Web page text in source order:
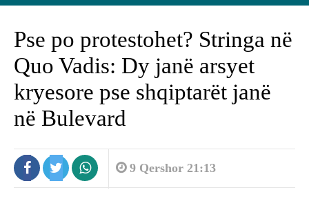
Pse po protestohet? Stringa në
Quo Vadis: Dy janë arsyet
kryesore pse shqiptarët janë
në Bulevard
9 Qershor 21:13